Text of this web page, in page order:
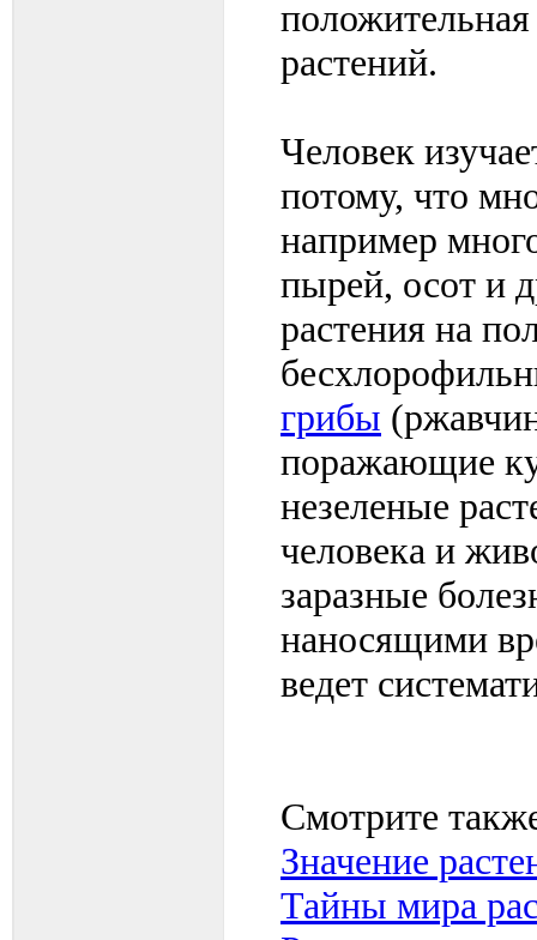
растений.
Человек
потому, что
например
пырей, осот и
растения на
грибы
поражающие
незеленые
человека и
заразные
наносящими
ведет
Смотрите
Значение
Тайны мира